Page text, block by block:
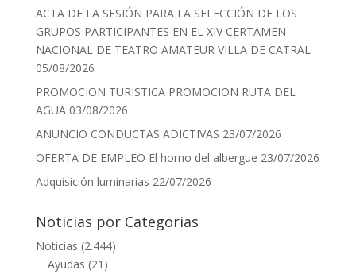
ACTA DE LA SESIÓN PARA LA SELECCIÓN DE LOS
GRUPOS PARTICIPANTES EN EL XIV CERTAMEN
NACIONAL DE TEATRO AMATEUR VILLA DE CATRAL
05/08/2026
PROMOCION TURISTICA PROMOCION RUTA DEL
AGUA 03/08/2026
ANUNCIO CONDUCTAS ADICTIVAS 23/07/2026
OFERTA DE EMPLEO El horno del albergue 23/07/2026
Adquisición luminarias 22/07/2026
Noticias por Categorias
Noticias (2.444)
Ayudas (21)